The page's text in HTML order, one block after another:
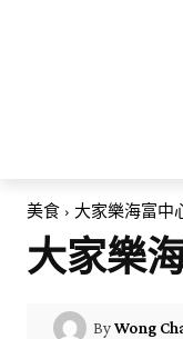
美食 大家樂海富中
大家樂
ByWong